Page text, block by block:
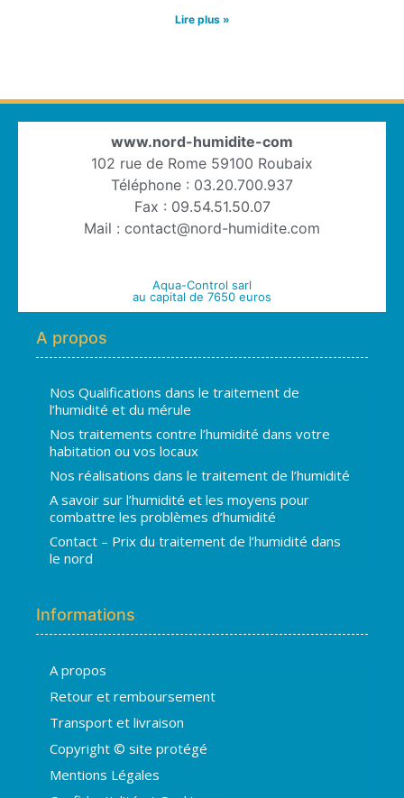
Lire plus »
www.nord-humidite-com
102 rue de Rome 59100 Roubaix
Téléphone : 03.20.700.937
Fax : 09.54.51.50.07
Mail : contact@nord-humidite.com
Aqua-Control sarl
au capital de 7650 euros
A propos
Nos Qualifications dans le traitement de
l’humidité et du mérule
Nos traitements contre l’humidité dans votre
habitation ou vos locaux
Nos réalisations dans le traitement de l’humidité
A savoir sur l’humidité et les moyens pour
combattre les problèmes d’humidité
Contact – Prix du traitement de l’humidité dans
le nord
Informations
A propos
Retour et remboursement
Transport et livraison
Copyright © site protégé
Mentions Légales
En ligne · répond en quelques secondes
H
👋 Bonjour ! Je suis
puis-je vous aider ?
02:00